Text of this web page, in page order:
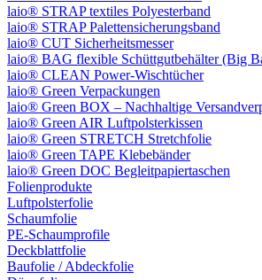
laio® STRAP textiles Polyesterband
laio® STRAP Palettensicherungsband
laio® CUT Sicherheitsmesser
laio® BAG flexible Schüttgutbehälter (Big
laio® CLEAN Power-Wischtücher
laio® Green Verpackungen
laio® Green BOX – Nachhaltige
laio® Green AIR Luftpolsterkissen
laio® Green STRETCH Stretchfolie
laio® Green TAPE Klebebänder
laio® Green DOC Begleitpapiertaschen
Folienprodukte
Luftpolsterfolie
Schaumfolie
PE-Schaumprofile
Deckblattfolie
Baufolie / Abdeckfolie